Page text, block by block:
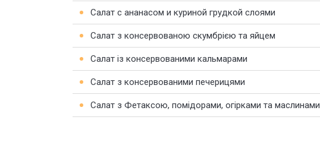
Салат с ананасом и куриной грудкой слоями
Салат з консервованою скумбрією та яйцем
Салат із консервованими кальмарами
Салат з консервованими печерицями
Салат з Фетаксою, помідорами, огірками та маслинами